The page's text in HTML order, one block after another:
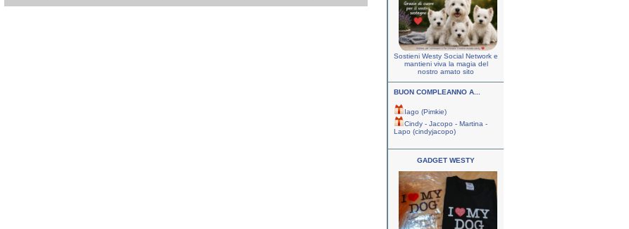
Sostieni Westy Social Network e
mantieni viva la magia del
nostro amato sito
BUON COMPLEANNO A...
Iago (Pimkie)
Cindy - Jacopo - Martina -
Lapo (cindyjacopo)
GADGET WESTY